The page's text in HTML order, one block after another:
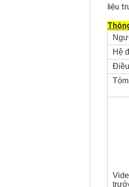
liệu
Hệ